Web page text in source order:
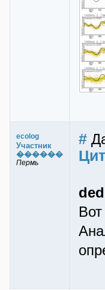
ecolog
Участник
������
Пермь
#
ded